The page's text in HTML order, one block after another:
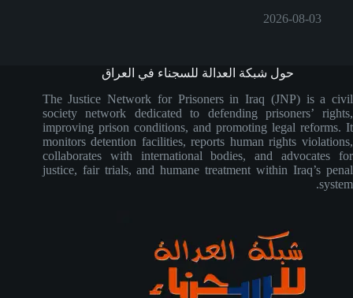
2026-08-03
حول شبكة العدالة للسجناء في العراق
The Justice Network for Prisoners in Iraq (JNP) is a civil
society network dedicated to defending prisoners’ rights,
improving prison conditions, and promoting legal reforms. It
monitors detention facilities, reports human rights violations,
collaborates with international bodies, and advocates for
justice, fair trials, and humane treatment within Iraq’s penal
system.